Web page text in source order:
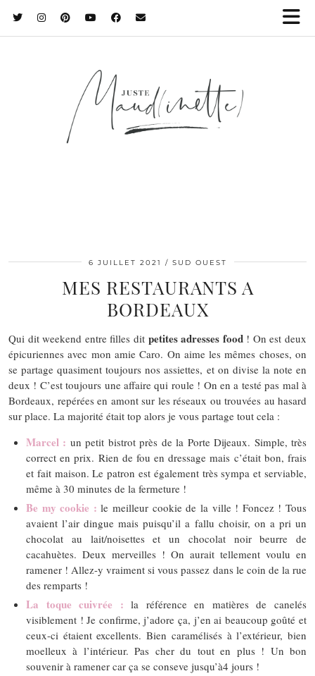
6 JUILLET 2021 SUD OUEST
MES RESTAURANTS A
BORDEAUX
Qui dit weekend entre filles dit petites adresses food! On est deux
épicuriennes avec mon amie Caro. On aime les mêmes choses, on
se partage quasiment toujours nos assiettes, et on divise la note en
deux ! C’est toujours une affaire qui roule ! On en a testé pas mal à
Bordeaux, repérées en amont sur les réseaux ou trouvées au hasard
sur place. La majorité était top alors je vous partage tout cela :
Marcel : un petit bistrot près de la Porte Dijeaux. Simple, très
correct en prix. Rien de fou en dressage mais c’était bon, frais
et fait maison. Le patron est également très sympa et serviable,
même à 30 minutes de la fermeture !
Be my cookie : le meilleur cookie de la ville ! Foncez ! Tous
avaient l’air dingue mais puisqu’il a fallu choisir, on a pri un
chocolat au lait/noisettes et un chocolat noir beurre de
cacahuètes. Deux merveilles ! On aurait tellement voulu en
ramener ! Allez-y vraiment si vous passez dans le coin de la rue
des remparts !
La toque cuivrée : la référence en matières de canelés
visiblement ! Je confirme, j’adore ça, j’en ai beaucoup goûté et
ceux-ci étaient excellents. Bien caramélisés à l’extérieur, bien
moelleux à l’intérieur. Pas cher du tout en plus ! Un bon
souvenir à ramener car ça se conseve jusqu’à4 jours !